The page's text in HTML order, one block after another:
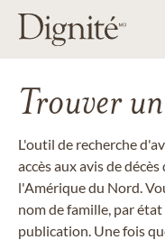
Trouver
L'outil de recherche
accès aux avis de
l'Amérique du Nord.
nom de famille, par
publication. Une fois